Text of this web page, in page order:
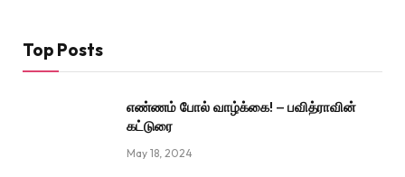
Top Posts
எண்ணம் போல் வாழ்க்கை! – பவித்ராவின்
கட்டுரை
May 18, 2024